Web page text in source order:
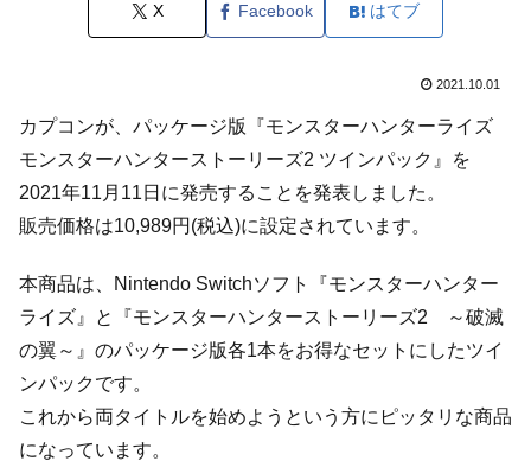
X Facebook はてブ
2021.10.01
カプコンが、パッケージ版『モンスターハンターライズ
モンスターハンターストーリーズ2 ツインパック』を
2021年11月11日に発売することを発表しました。
販売価格は10,989円(税込)に設定されています。
本商品は、Nintendo Switchソフト『モンスターハンター
ライズ』と『モンスターハンターストーリーズ2 ～破滅
の翼～』のパッケージ版各1本をお得なセットにしたツイ
ンパックです。
これから両タイトルを始めようという方にピッタリな商品
になっています。